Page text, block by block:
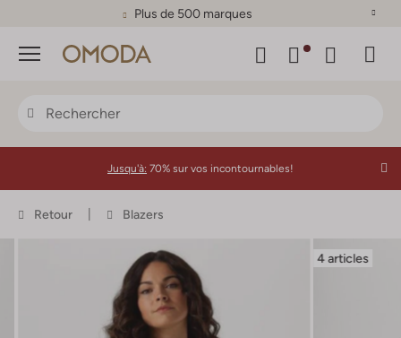
Plus de 500 marques
Menu
Jusqu'à: 70% sur vos incontournables!
Retour Blazers
4 articles